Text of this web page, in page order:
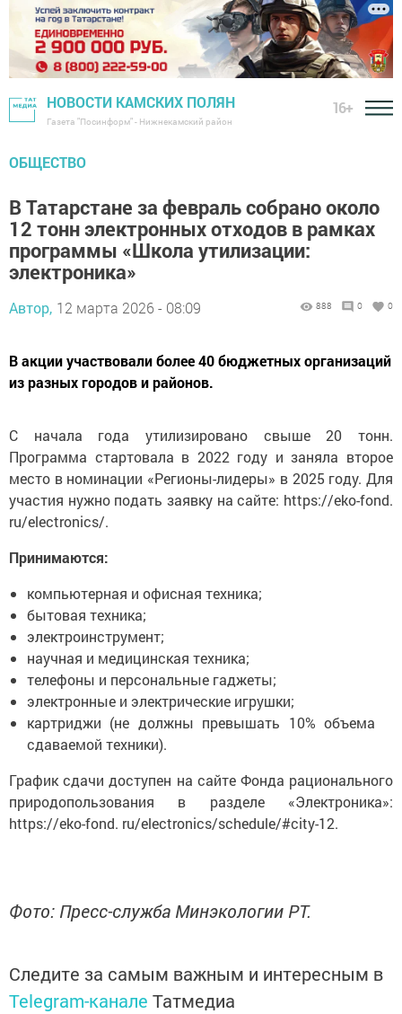
НОВОСТИ КАМСКИХ ПОЛЯН
Газета "Посинформ" - Нижнекамский район
16+
ОБЩЕСТВО
В Татарстане за февраль собрано около
12 тонн электронных отходов в рамках
программы «Школа утилизации:
электроника»
Автор, 12 марта 2026 - 08:09 888 0 0
В акции участвовали более 40 бюджетных организаций
из разных городов и районов.
С начала года утилизировано свыше 20 тонн.
Программа стартовала в 2022 году и заняла второе
место в номинации «Регионы-лидеры» в 2025 году. Для
участия нужно подать заявку на сайте: https://eko-fond.
ru/electronics/.
Принимаются:
компьютерная и офисная техника;
бытовая техника;
электроинструмент;
научная и медицинская техника;
телефоны и персональные гаджеты;
электронные и электрические игрушки;
картриджи (не должны превышать 10% объема
сдаваемой техники).
График сдачи доступен на сайте Фонда рационального
природопользования в разделе «Электроника»:
https://eko-fond. ru/electronics/schedule/#city-12.
Фото: Пресс-служба Минэкологии РТ.
Следите за самым важным и интересным в
Telegram-канале Татмедиа